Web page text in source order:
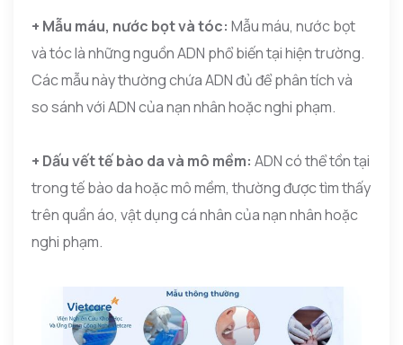
+ Mẫu máu, nước bọt và tóc: Mẫu máu, nước bọt
và tóc là những nguồn ADN phổ biến tại hiện trường.
Các mẫu này thường chứa ADN đủ để phân tích và
so sánh với ADN của nạn nhân hoặc nghi phạm.
+ Dấu vết tế bào da và mô mềm: ADN có thể tồn tại
trong tế bào da hoặc mô mềm, thường được tìm thấy
trên quần áo, vật dụng cá nhân của nạn nhân hoặc
nghi phạm.